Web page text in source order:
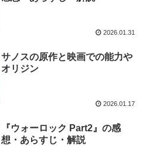
2026.01.31
サノスの原作と映画での能力や
オリジン
2026.01.17
『ウォーロック Part2』の感
想・あらすじ・解説